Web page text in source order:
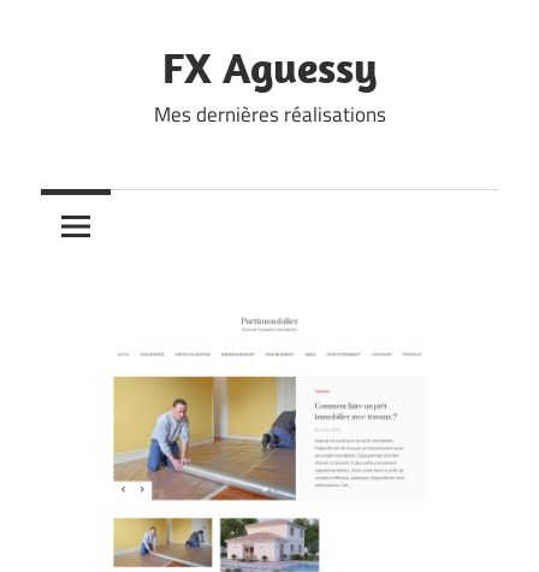
FX Aguessy
Mes dernières réalisations